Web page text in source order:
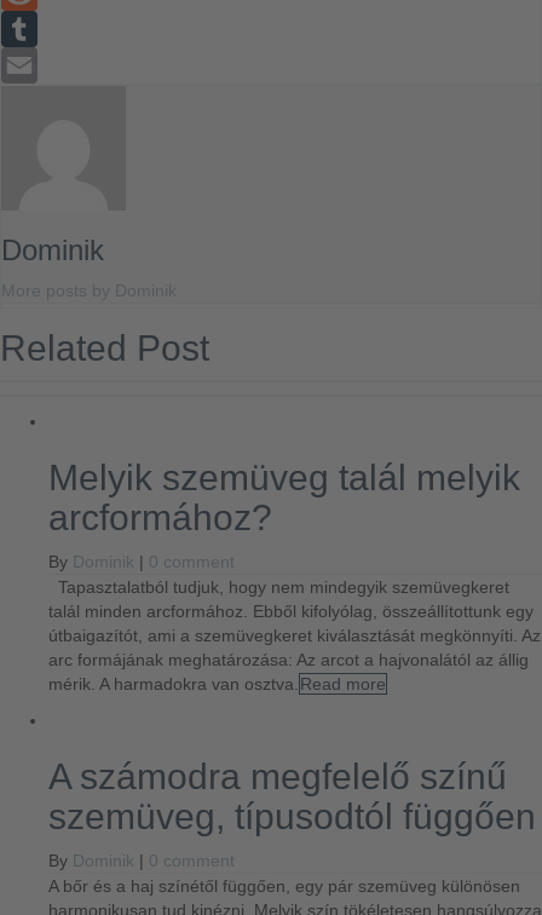
Reddit
Tumblr
Dominik
More posts by Dominik
Related Post
Melyik szemüveg talál melyik
arcformához?
By Dominik | 0 comment
Tapasztalatból tudjuk, hogy nem mindegyik szemüvegkeret
talál minden arcformához. Ebből kifolyólag, összeállítottunk egy
útbaigazítót, ami a szemüvegkeret kiválasztását megkönnyíti. Az
arc formájának meghatározása: Az arcot a hajvonalától az állig
mérik. A harmadokra van osztva. Read more
A számodra megfelelő színű
szemüveg, típusodtól függően
By Dominik | 0 comment
A bőr és a haj színétől függően, egy pár szemüveg különösen
harmonikusan tud kinézni. Melyik szín tökéletesen hangsúlyozza